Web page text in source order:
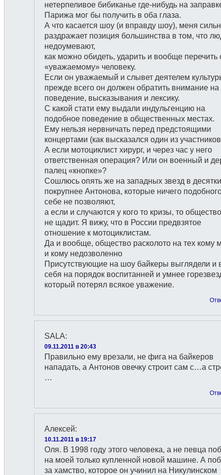
нетерпеливое бибиканье где-нибудь на
Парижа мог бы получить в оба глаза.
А что касается шоу (и вправду шоу), меня
раздражает позиция большинства в том, что
недоумевают,
как можно обидеть, ударить и вообще перечить
«уважаемому» человеку.
Если он уважаемый и слывет деятелем
прежде всего он должен обратить внимание на
поведение, высказывания и лексику.
С какой стати ему выдали индульгенцию на
подобное поведение в общественных местах.
Ему нельзя нервничать перед предстоящими
концертами (как высказался один из
А если мотоциклист хирург, и через час у него
ответственная операция? Или он военный и
палец «кнопке»?
Сошлюсь опять же на западных звезд в
покрупнее Антонова, которые ничего
себе не позволяют,
а если и случаются у кого то кризы, то
не щадит. Я вижу, что в России предвзятое
отношение к мотоциклистам.
Да и вообще, общество расколото на тех кому
и кому недозволенно
Присутствующие на шоу байкеры выглядели и
себя на порядок воспитанней и умнее
который потерял всякое уважение.
SALA:
09.11.2011 в 20:43
Правильно ему врезали, не фига на байкеров
нападать, а Антонов овечку строит сам с…а
…
Алексей:
10.11.2011 в 19:17
Оля. В 1998 году этого человека, а не певца
на моей только купленной новой машине. А
за хамство, которое он учинил на Никулинском